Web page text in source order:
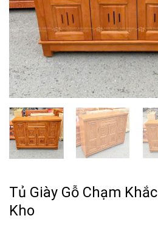
Tủ Giày Gỗ Chạm
Kho